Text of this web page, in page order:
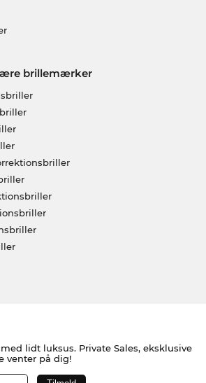
brillemærker
lidt luksus. Private Sales, eksklusive
venter på dig!